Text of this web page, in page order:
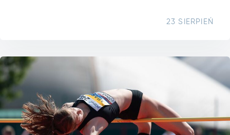
23 SIERPIEŃ